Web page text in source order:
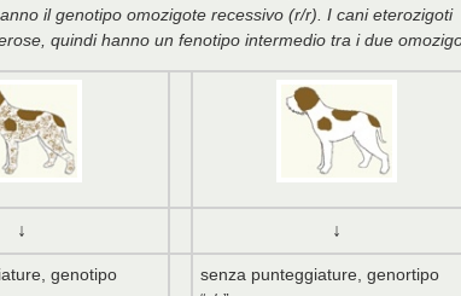
il genotipo omozigote recessivo (r/r). I cani eterozigoti
quindi hanno un fenotipo intermedio tra i due
↓ ↓
genotipo
senza punteggiature, genortipo